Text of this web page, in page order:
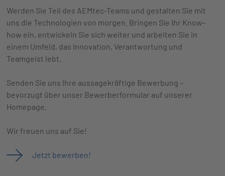
Werden Sie Teil des AEMtec-Teams und gestalten Sie mit
uns die Technologien von morgen. Bringen Sie Ihr Know-
how ein, entwickeln Sie sich weiter und arbeiten Sie in
einem Umfeld, das Innovation, Verantwortung und
Teamgeist lebt.
Senden Sie uns Ihre aussagekräftige Bewerbung –
bevorzugt über unser Bewerberformular auf unserer
Homepage.
Wir freuen uns auf Sie!
Jetzt bewerben!